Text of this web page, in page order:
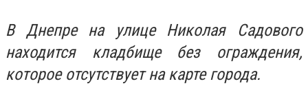
В Днепре на улице Николая Садового
находится кладбище без ограждения,
которое отсутствует на карте города.